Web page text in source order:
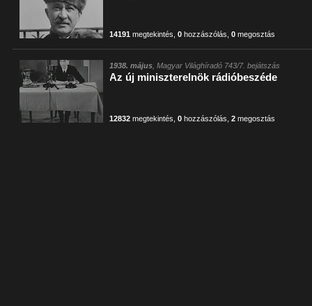
14191 megtekintés ,0 hozzászólás ,0 megosztás
1938. május , Magyar Világhíradó 743/7. bejátszás
Az új miniszterelnök rádióbeszéde
12832 megtekintés ,0 hozzászólás ,2 megosztás